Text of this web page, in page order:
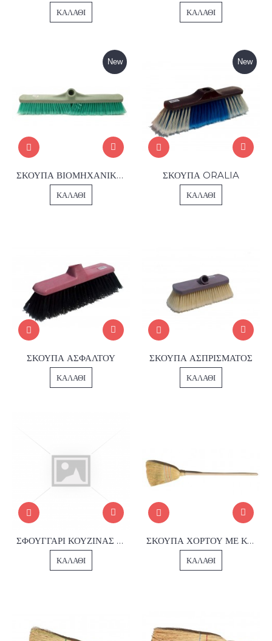
ΚΑΛΆΘΙ ΚΑΛΆΘΙ
New
ΣΚΟΥΠΑ ΒΙΟΜΗΧΑΝΙΚΗ ΛΟΞΗ 60 εκ
ΚΑΛΆΘΙ
New
ΣΚΟΥΠΑ ORALIA
ΚΑΛΆΘΙ
ΣΚΟΥΠΑ ΑΣΦΑΛΤΟΥ
ΚΑΛΆΘΙ
ΣΚΟΥΠΑ ΑΣΠΡΙΣΜΑΤΟΣ
ΚΑΛΆΘΙ
ΣΦΟΥΓΓΑΡΙ ΚΟΥΖΙΝΑΣ 1003
ΚΑΛΆΘΙ
ΣΚΟΥΠΑ ΧΟΡΤΟΥ ΜΕ ΚΟΝΤΑΡΙ
ΚΑΛΆΘΙ